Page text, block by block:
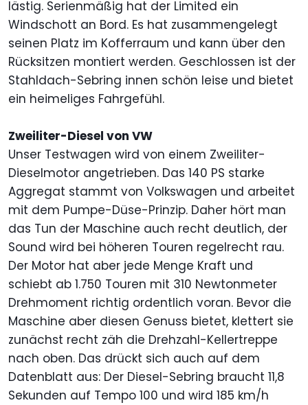
lästig. Serienmäßig hat der Limited ein
Windschott an Bord. Es hat zusammengelegt
seinen Platz im Kofferraum und kann über den
Rücksitzen montiert werden. Geschlossen ist der
Stahldach-Sebring innen schön leise und bietet
ein heimeliges Fahrgefühl.
Zweiliter-Diesel von VW
Unser Testwagen wird von einem Zweiliter-
Dieselmotor angetrieben. Das 140 PS starke
Aggregat stammt von Volkswagen und arbeitet
mit dem Pumpe-Düse-Prinzip. Daher hört man
das Tun der Maschine auch recht deutlich, der
Sound wird bei höheren Touren regelrecht rau.
Der Motor hat aber jede Menge Kraft und
schiebt ab 1.750 Touren mit 310 Newtonmeter
Drehmoment richtig ordentlich voran. Bevor die
Maschine aber diesen Genuss bietet, klettert sie
zunächst recht zäh die Drehzahl-Kellertreppe
nach oben. Das drückt sich auch auf dem
Datenblatt aus: Der Diesel-Sebring braucht 11,8
Sekunden auf Tempo 100 und wird 185 km/h